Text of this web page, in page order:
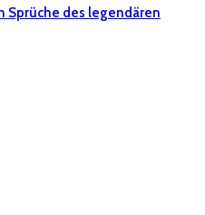
Sprüche des legendären